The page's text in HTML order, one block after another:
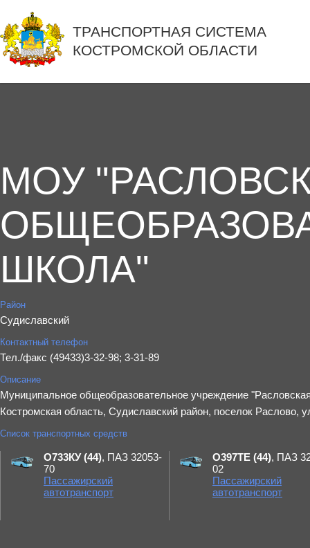
ТРАНСПОРТНАЯ СИСТЕМА
КОСТРОМСКОЙ ОБЛАСТИ
МОУ
ШКОЛА"
Район
Судиславский
Контактный телефон
Тел./факс (49433)3-32-98; 3-31-89
Описание
Муниципальное общеобразовательное учреждение
Костромская область, Судиславский район, поселок Раслово,
Список транспортных средств
О733КУ (44), ПАЗ 32053-
70
Пассажирский
автотранспорт
О397ТЕ (44), ПАЗ
02
Пассажирский
автотранспорт